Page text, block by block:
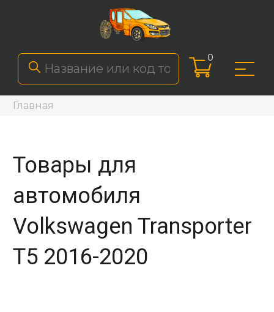
0
Главная
Товары для
автомобиля
Volkswagen Transporter
T5 2016-2020